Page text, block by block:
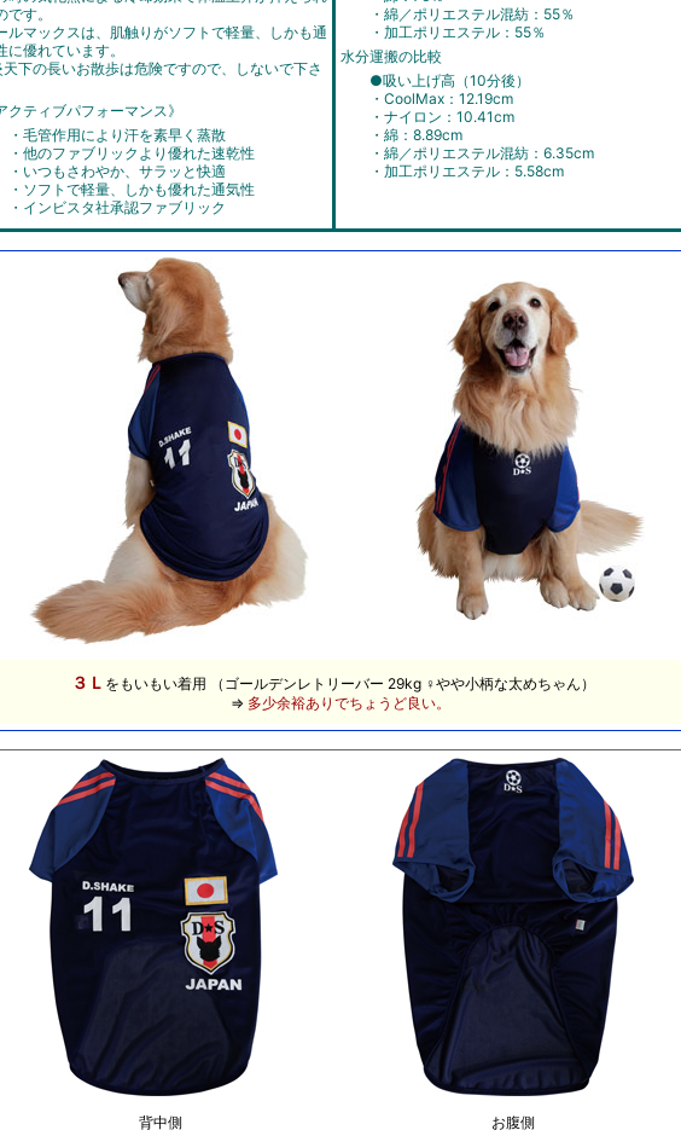
です。
ルマックスは、肌触りがソフトで軽量、しかも通
に優れています。
下の長いお散歩は危険ですので、しないで下さ
クティブパフォーマンス》
・毛管作用により汗を素早く蒸散
・他のファブリックより優れた速乾性
・いつもさわやか、サラッと快適
・ソフトで軽量、しかも優れた通気性
・インビスタ社承認ファブリック
・綿／ポリエステル混紡：55％
・加工ポリエステル：55％
水分運搬の比較
●吸い上げ高（10分後）
・CoolMax：12.19cm
・ナイロン：10.41cm
・綿：8.89cm
・綿／ポリエステル混紡：6.35cm
・加工ポリエステル：5.58cm
３Ｌ をもいもい着用 （ゴールデンレトリーバー 29kg ♀やや小柄な太めちゃん）
⇒ 多少余裕ありでちょうど良い。
背中側 お腹側